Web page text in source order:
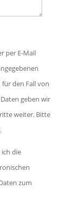
per E-Mail
den Fall von
geben wir
weiter. Bitte
.
die
zum